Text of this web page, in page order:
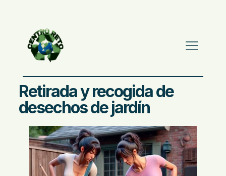
Retirada y recogida de
desechos de jardín